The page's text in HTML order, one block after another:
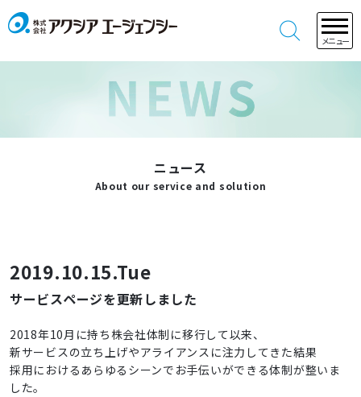
メニュー
ニュース
About our service and solution
2019.10.15.Tue
サービスページを更新しました
2018年10月に持ち株会社体制に移行して以来、
新サービスの立ち上げやアライアンスに注力してきた結果
採用におけるあらゆるシーンでお手伝いができる体制が整いま
した。